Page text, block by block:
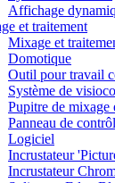
Affichage
et traitement
Mixage et
Domotique
Outil pour travail
Système de
Pupitre de mixage
Panneau de
Logiciel
Incrustateur
Incrustateur